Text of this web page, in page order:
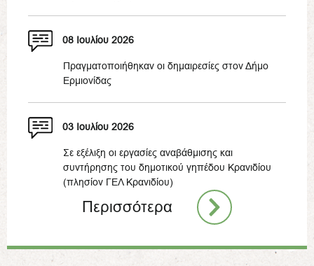
08 Ιουλίου 2026
Πραγματοποιήθηκαν οι δημαιρεσίες στον Δήμο
Ερμιονίδας
03 Ιουλίου 2026
Σε εξέλιξη οι εργασίες αναβάθμισης και
συντήρησης του δημοτικού γηπέδου Κρανιδίου
(πλησίον ΓΕΛ Κρανιδίου)
Περισσότερα